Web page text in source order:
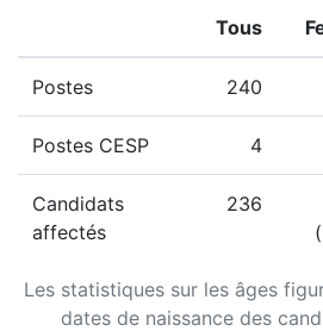
Les statistiques sur les âges
dates de naissance des
Tous
Postes 240
Postes CESP 4
Candidats
affectés
236